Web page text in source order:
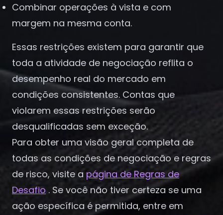
Combinar operações à vista e com
margem na mesma conta.
Essas restrições existem para garantir que
toda a atividade de negociação reflita o
desempenho real do mercado em
condições consistentes. Contas que
violarem essas restrições serão
desqualificadas sem exceção.
Para obter uma visão geral completa de
todas as condições de negociação e regras
de risco, visite a página de Regras de
Desafio . Se você não tiver certeza se uma
ação específica é permitida, entre em